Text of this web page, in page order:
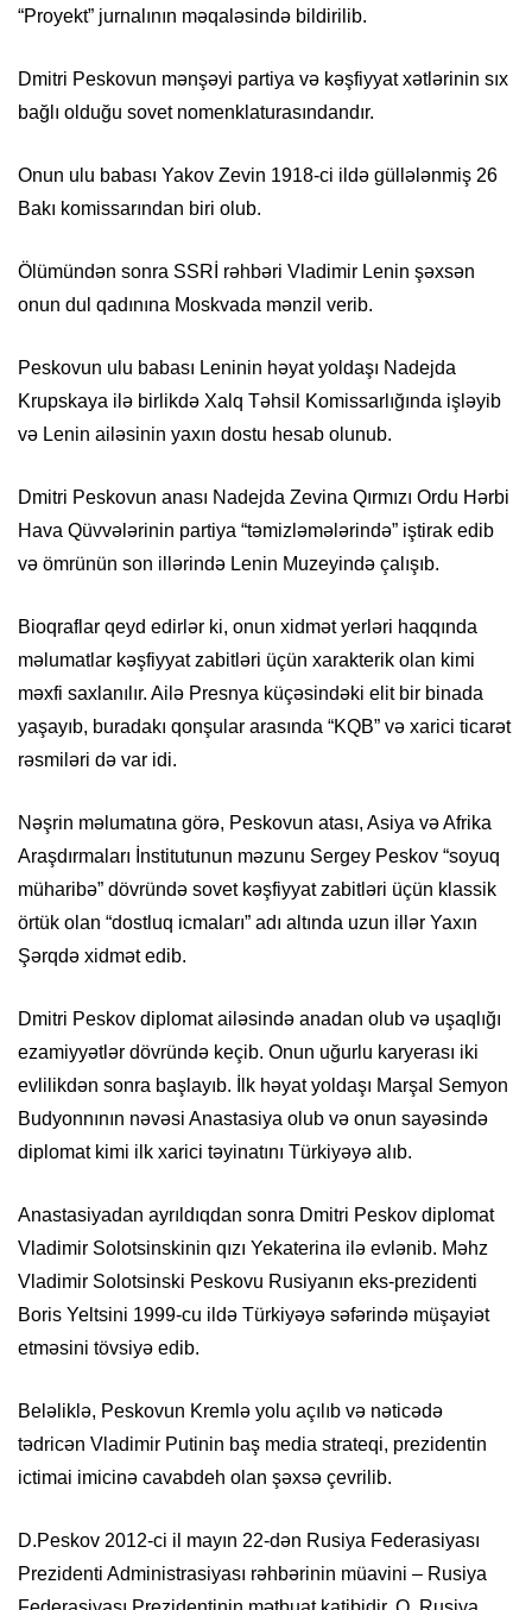
“Proyekt” jurnalının məqaləsində bildirilib.
Dmitri Peskovun mənşəyi partiya və kəşfiyyat xətlərinin sıx
bağlı olduğu sovet nomenklaturasındandır.
Onun ulu babası Yakov Zevin 1918-ci ildə güllələnmiş 26
Bakı komissarından biri olub.
Ölümündən sonra SSRİ rəhbəri Vladimir Lenin şəxsən
onun dul qadınına Moskvada mənzil verib.
Peskovun ulu babası Leninin həyat yoldaşı Nadejda
Krupskaya ilə birlikdə Xalq Təhsil Komissarlığında işləyib
və Lenin ailəsinin yaxın dostu hesab olunub.
Dmitri Peskovun anası Nadejda Zevina Qırmızı Ordu Hərbi
Hava Qüvvələrinin partiya “təmizləmələrində” iştirak edib
və ömrünün son illərində Lenin Muzeyində çalışıb.
Bioqraflar qeyd edirlər ki, onun xidmət yerləri haqqında
məlumatlar kəşfiyyat zabitləri üçün xarakterik olan kimi
məxfi saxlanılır. Ailə Presnya küçəsindəki elit bir binada
yaşayıb, buradakı qonşular arasında “KQB” və xarici ticarət
rəsmiləri də var idi.
Nəşrin məlumatına görə, Peskovun atası, Asiya və Afrika
Araşdırmaları İnstitutunun məzunu Sergey Peskov “soyuq
müharibə” dövründə sovet kəşfiyyat zabitləri üçün klassik
örtük olan “dostluq icmaları” adı altında uzun illər Yaxın
Şərqdə xidmət edib.
Dmitri Peskov diplomat ailəsində anadan olub və uşaqlığı
ezamiyyətlər dövründə keçib. Onun uğurlu karyerası iki
evlilikdən sonra başlayıb. İlk həyat yoldaşı Marşal Semyon
Budyonnının nəvəsi Anastasiya olub və onun sayəsində
diplomat kimi ilk xarici təyinatını Türkiyəyə alıb.
Anastasiyadan ayrıldıqdan sonra Dmitri Peskov diplomat
Vladimir Solotsinskinin qızı Yekaterina ilə evlənib. Məhz
Vladimir Solotsinski Peskovu Rusiyanın eks-prezidenti
Boris Yeltsini 1999-cu ildə Türkiyəyə səfərində müşayiət
etməsini tövsiyə edib.
Beləliklə, Peskovun Kremlə yolu açılıb və nəticədə
tədricən Vladimir Putinin baş media strateqi, prezidentin
ictimai imicinə cavabdeh olan şəxsə çevrilib.
D.Peskov 2012-ci il mayın 22-dən Rusiya Federasiyası
Prezidenti Administrasiyası rəhbərinin müavini – Rusiya